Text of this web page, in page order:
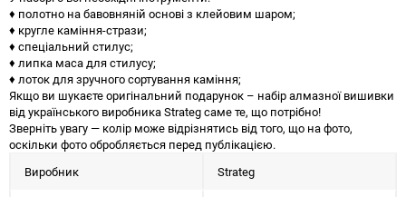
♦ полотно на бавовняній основі з клейовим шаром;
♦ кругле каміння-стрази;
♦ спеціальний стилус;
♦ липка маса для стилусу;
♦ лоток для зручного сортування каміння;
Якщо ви шукаєте оригінальний подарунок – набір алмазної вишивки
від українського виробника Strateg саме те, що потрібно!
Зверніть увагу — колір може відрізнятись від того, що на фото,
оскільки фото обробляється перед публікацією.
Виробник
Strateg